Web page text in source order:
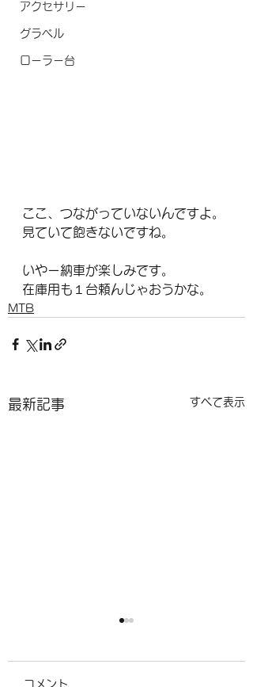
アクセサリー
グラベル
ローラー台
ここ、つながっていないんですよ。
見ていて飽きないですね。
いやー納車が楽しみです。
在庫用も１台頼んじゃおうかな。
MTB
最新記事 すべて表示
コメント